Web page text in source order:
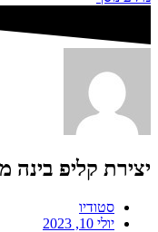
יצירת קליפ בינה
סטודיו
יולי 10, 2023